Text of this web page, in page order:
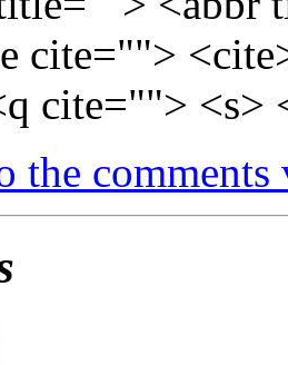
cite="">
cite=""> <s>
the comments